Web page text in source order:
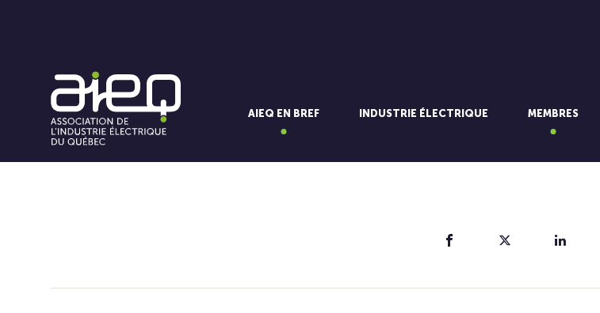
AIEQ EN BREF INDUSTRIE ÉLECTRIQUE MEMBRES